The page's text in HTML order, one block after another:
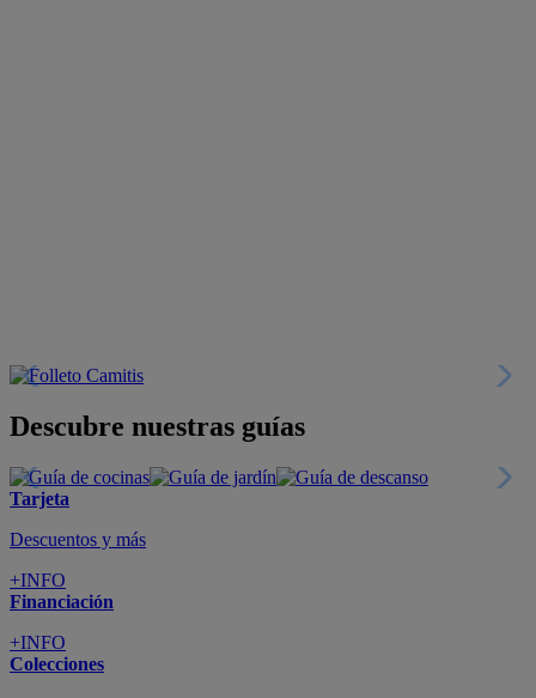
Descubre nuestras guías
Tarjeta
Descuentos y más
+INFO
Financiación
+INFO
Colecciones